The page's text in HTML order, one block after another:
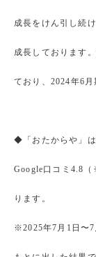
成長をけん引し続
成長しております
ており、2024年6月
◆「おたからや」は
Google口コミ4.8
ります。
※2025年7月1日〜7